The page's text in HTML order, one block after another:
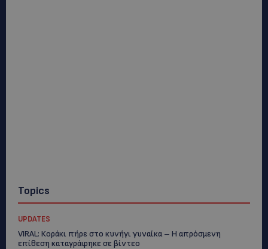
Topics
UPDATES
VIRAL: Κοράκι πήρε στο κυνήγι γυναίκα – Η απρόσμενη
επίθεση καταγράφηκε σε βίντεο